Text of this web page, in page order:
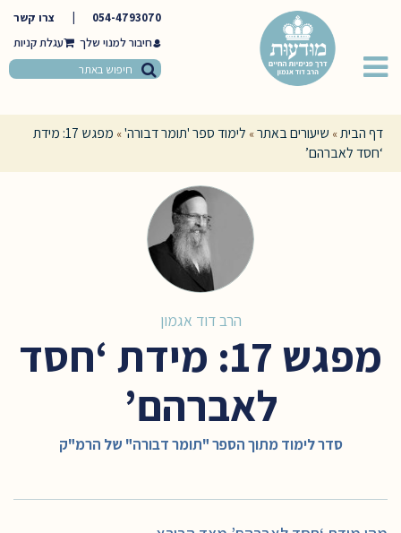
054-4793070
צרו קשר
חיבור למנוי שלך
דף הבית» שיעורים באתר» לימוד ספר 'תומר דבורה'»
מפגש 17: מידת
‘חסד לאברהם’
הרב דוד אגמון
מפגש 17: מידת ‘חסד
לאברהם’
סדר לימוד מתוך הספר "תומר דבורה" של הרמ"ק